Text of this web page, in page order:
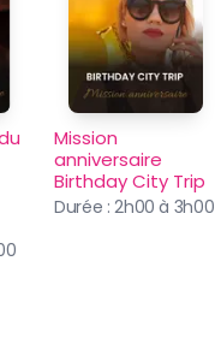
Mission
anniversaire
Birthday City Trip
Durée :2h00 à 3h00